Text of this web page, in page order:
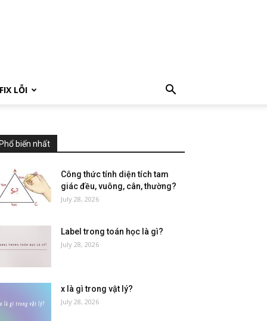
LỖI
Phổ biến nhất
Công thức tính diện tích tam
giác đều, vuông, cân, thường?
July 28, 2026
Label trong toán học là gì?
July 28, 2026
x là gì trong vật lý?
July 28, 2026